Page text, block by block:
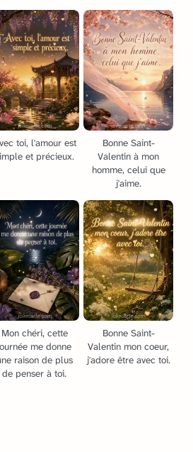
toi, l'amour est
et précieux.
Bonne Saint-
Valentin à mon
homme, celui que
j'aime.
Mon chéri, cette
me donne
raison de plus
de penser à toi.
Bonne Saint-
Valentin mon coeur,
j'adore être avec toi.